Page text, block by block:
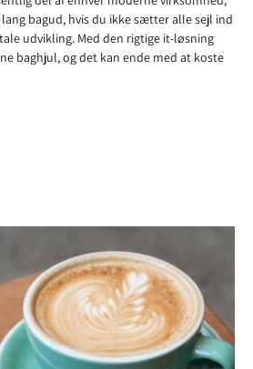
bagud, hvis du ikke sætter alle sejl ind
udvikling. Med den rigtige it-løsning
baghjul, og det kan ende med at koste